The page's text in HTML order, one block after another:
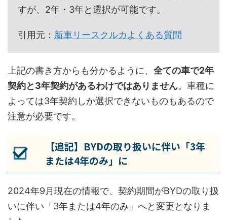
すが、2年・3年と選択が可能です。
引用元： 新車リースクルカよくある質問
上記の書き方からも分かるように、 全ての車で2年
契約と3年契約があるわけではありません。車種に
よっては3年契約しか選択できないものもあるので
注意が必要です。
【追記】BYDの取り扱いに伴い「3年
または4年のみ」に
2024年9月現在の情報で、契約期間がBYDの取り扱
いに伴い「3年または4年のみ」へと変更となりま